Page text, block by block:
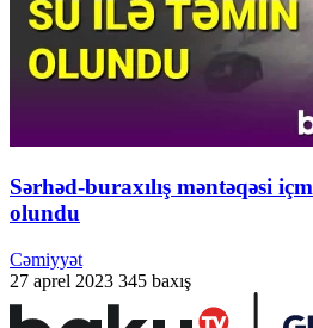
Sərhəd-buraxılış məntəqəsi
olundu
Cəmiyyət
27 aprel 2023 345 baxış